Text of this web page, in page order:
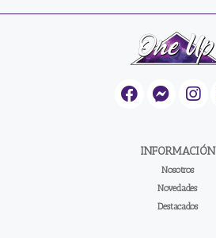
INFORMACIÓN
Nosotros
Novedades
Destacados